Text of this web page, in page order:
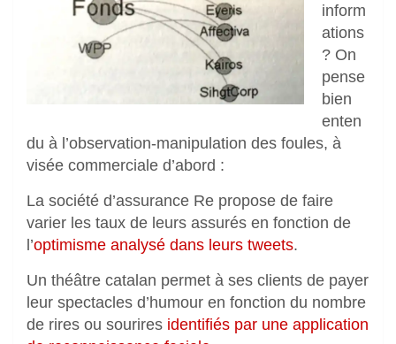
inform
ations
? On
pense
bien
enten
du à l’observation-manipulation des foules, à
visée commerciale d’abord :
La société d’assurance Re propose de faire
varier les taux de leurs assurés en fonction de
l’optimisme analysé dans leurs tweets.
Un théâtre catalan permet à ses clients de payer
leur spectacles d’humour en fonction du nombre
de rires ou sourires identifiés par une application